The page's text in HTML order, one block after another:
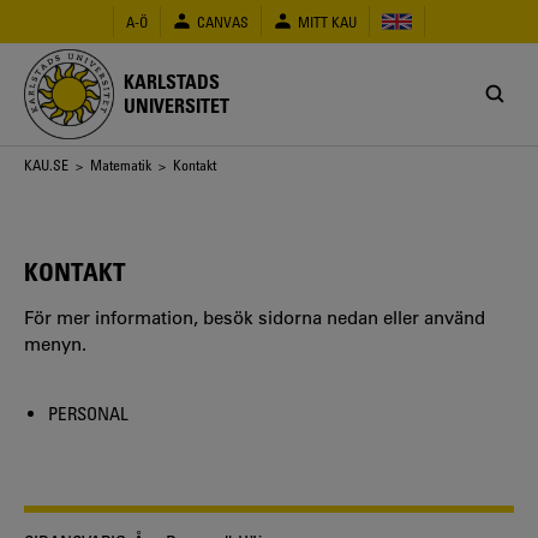
huvudinnehåll
A-Ö CANVAS MITT KAU
KARLSTADS
UNIVERSITET
Länkstig
KAU.SE > Matematik > Kontakt
KONTAKT
För mer information, besök sidorna nedan eller använd
menyn.
PERSONAL